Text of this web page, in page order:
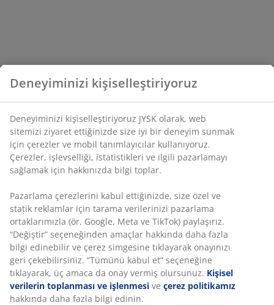
Deneyiminizi kişiselleştiriyoruz
Deneyiminizi kişiselleştiriyoruz JYSK olarak, web
sitemizi ziyaret ettiğinizde size iyi bir deneyim sunmak
için çerezler ve mobil tanımlayıcılar kullanıyoruz.
Çerezler, işlevselliği, istatistikleri ve ilgili pazarlamayı
sağlamak için hakkınızda bilgi toplar.
Pazarlama çerezlerini kabul ettiğinizde, size özel ve
statik reklamlar için tarama verilerinizi pazarlama
ortaklarımızla (ör. Google, Meta ve TikTok) paylaşırız.
“Değiştir” seçeneğinden amaçlar hakkında daha fazla
bilgi edinebilir ve çerez simgesine tıklayarak onayınızı
geri çekebilirsiniz. “Tümünü kabul et” seçeneğine
tıklayarak, üç amaca da onay vermiş olursunuz. Kişisel
verilerin toplanması ve işlenmesi ve çerez politikamız
hakkında daha fazla bilgi edinin.